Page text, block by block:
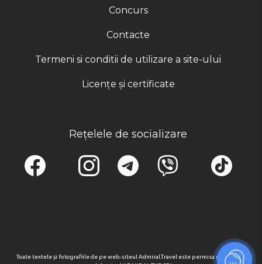
Concurs
Contacte
Termeni si conditii de utilizare a site-ului
Licențe și certificate
Rețelele de socializare
Toate textele și fotografiile de pe web-siteul Admiral.Travel este permisa numai cu